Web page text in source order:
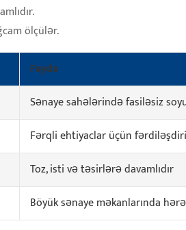
ölçülər.
Fayda
Sənaye sahələrində fasiləsiz
Fərqli ehtiyaclar üçün
Toz, isti və təsirlərə davamlıdır
Böyük sənaye məkanlarında